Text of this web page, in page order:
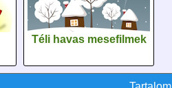
Téli havas mesefilmek